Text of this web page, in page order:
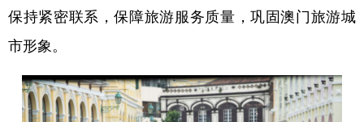
保持紧密联系，保障旅游服务质量，巩固澳门旅游城
市形象。